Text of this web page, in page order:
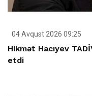
04 Avqust 2026 09:25
Hikmət Hacıyev
etdi